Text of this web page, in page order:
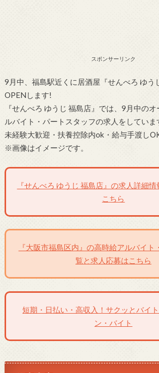
スポンサーリンク
9月中、福島駅近くに居酒屋『せんべろ ゆう
OPENします!
『せんべろ ゆうじ 福島店』では、9月中の
ルバイト・パートスタッフの求人をしていま
未経験大歓迎・扶養控除内ok・給与手渡し
※画像はイメージです。
『せんべろ ゆうじ 福島店』の求人詳細
こちら
『大阪市福島区内』の高時給アルバイト
覧と求人応募はこちら
短期・日払い・高収入！サクッとバイ
ン・バイト